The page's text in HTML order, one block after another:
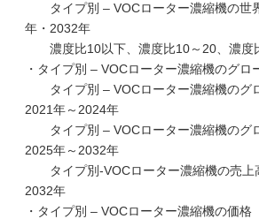
タイプ別 – VOCローター濃縮機の世
年・2032年
濃度比10以下、濃度比10～20、濃度
・タイプ別 – VOCローター濃縮機のグロ
タイプ別 – VOCローター濃縮機のグロ
2021年～2024年
タイプ別 – VOCローター濃縮機のグロ
2025年～2032年
タイプ別-VOCローター濃縮機の売上
2032年
・タイプ別 – VOCローター濃縮機の価格